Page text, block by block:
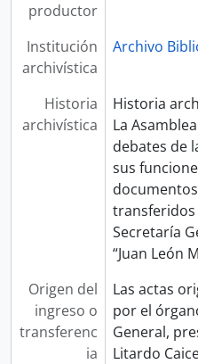
productor
Institución
archivística
Archivo
Historia
archivística
Historia
La
debates de
sus
Secretaría
“Juan León
Origen del
ingreso o
transferenc
ia
Las actas
por el
General,
Litardo